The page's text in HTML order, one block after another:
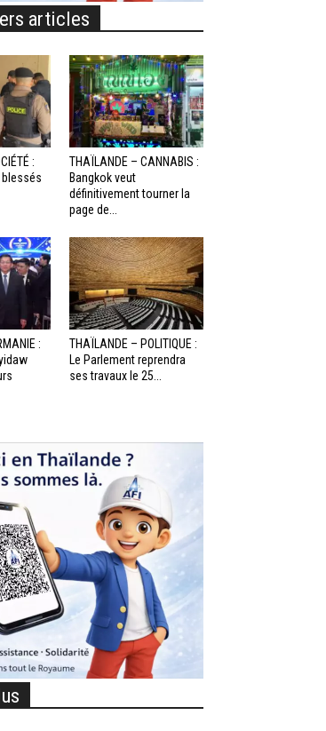
articles
:
THAÏLANDE – CANNABIS :
Bangkok veut
définitivement tourner la
page de...
:
THAÏLANDE – POLITIQUE :
Le Parlement reprendra
ses travaux le 25...